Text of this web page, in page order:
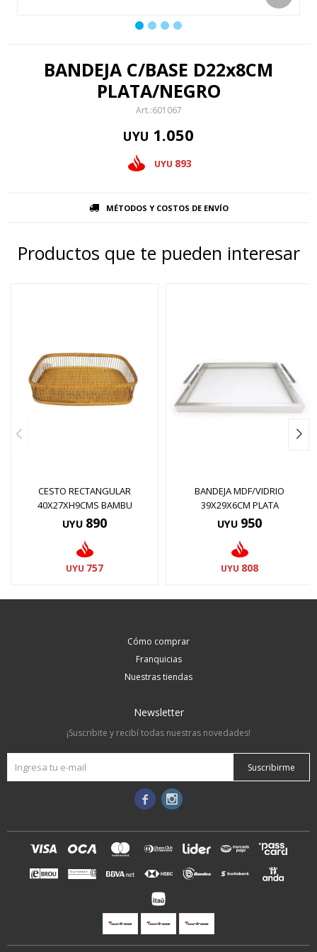
BANDEJA C/BASE D22x8CM
PLATA/NEGRO
601067
UYU 1.050
UYU 893
MÉTODOS Y COSTOS DE ENVÍO
Productos que te pueden interesar
CESTO RECTANGULAR
40X27XH9CMS BAMBU
UYU 890
UYU 757
BANDEJA MDF/VIDRIO
39X29X6CM PLATA
UYU 950
UYU 808
Cómo comprar
Franquicias
Nuestras tiendas
Newsletter
¡Suscribite y recibí todas nuestras novedades!
Suscribirme
 